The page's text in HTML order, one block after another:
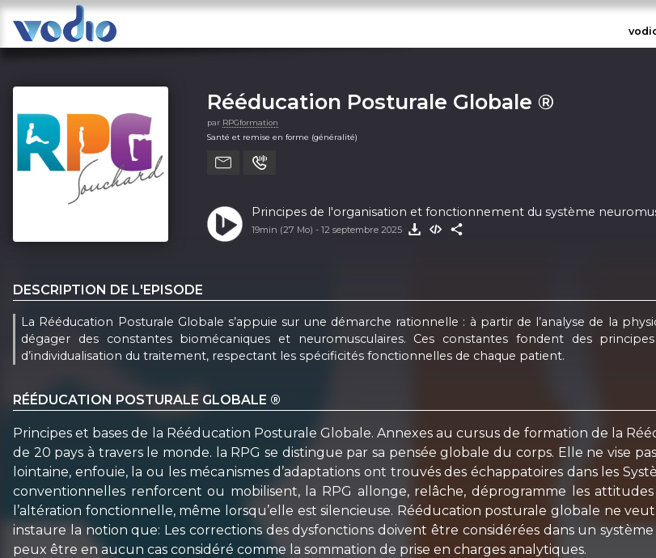
Rééducation Posturale Globale ®
par RPGformation
Santé et remise en forme (généralité)
Principes de l'organisation et fonctionnement du système
19min (27 Mo) - 12 septembre 2025
DESCRIPTION DE L'EPISODE
La Rééducation Posturale Globale s’appuie sur une démarche rationnelle : à partir de l’analyse de la
dégager des constantes biomécaniques et neuromusculaires. Ces constantes fondent des
d’individualisation du traitement, respectant les spécificités fonctionnelles de chaque patient.
RÉÉDUCATION POSTURALE GLOBALE ®
Principes et bases de la Rééducation Posturale Globale. Annexes au cursus de formation de la
de 20 pays à travers le monde. la RPG se distingue par sa pensée globale du corps. Elle ne vise
lointaine, enfouie, la ou les mécanismes d’adaptations ont trouvés des échappatoires dans les
conventionnelles renforcent ou mobilisent, la RPG allonge, relâche, déprogramme les
l’altération fonctionnelle, même lorsqu’elle est silencieuse. Rééducation posturale globale ne
instaure la notion que: Les corrections des dysfonctions doivent être considérées dans un
peux être en aucun cas considéré comme la sommation de prise en charges analytiques.